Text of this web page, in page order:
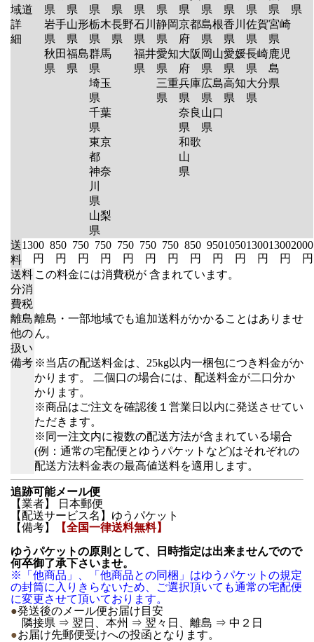
域
詳
細
道 県
岩手
県
秋田
県
県
山形
県
福島
県
県
栃木
県
群馬
県
埼玉
県
千葉
県
東京
都
神奈
川
県
山梨
県
県
長野
県
県
石川
県
福井
県
県
静岡
県
愛知
県
三重
県
県
京都
府
大阪
府
兵庫
県
奈良
県
和歌
山
県
県
島根
県
岡山
県
広島
県
山口
県
県
香川
県
愛媛
県
高知
県
県
佐賀
県
長崎
県
大分
県
県
宮崎
県
鹿児
島
県
県
送
料
1300
円
850
円
750
円
750
円
750
円
750
円
750
円
850
円
950
円
1050
円
1300
円
1300
円
2000
円
送料
分消
費税
この料金には消費税が 含まれています。
離島
他の
扱い
離島・一部地域でも追加送料がかかることはありませ
ん。
備考 ※当店の配送料金は、25kg以内一梱包につき料金がか
かります。 二個口の場合には、配送料金が二口分か
かります。
※商品はご注文を確認後１営業日以内に発送させてい
ただきます。
※同一注文内に複数の配送方法が含まれている場合
(例：通常の宅配便とゆうパケットなど)はそれぞれの
配送方法料金表の最高値送料を適用します。
追跡可能メール便
【業者】 日本郵便
【配送サービス名】ゆうパケット
【備考】
【全国一律送料無料】
ゆうパケットの原則として、日時指定は出来ませんでので
何卒御了承下さいませ。
※「他商品」、「他商品との同梱」はゆうパケットの規定
の封筒に入りきらないため、ご選択頂いても通常の宅配便
に変更させて頂いております。
●発送後のメール便お届け目安
隣接県 ⇒ 翌日、本州 ⇒ 翌々日、離島 ⇒ 中２日
●お届け先郵便受けへの投函となります。